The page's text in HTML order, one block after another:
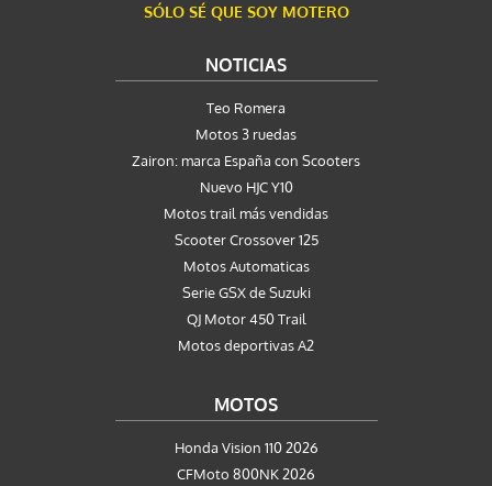
SÓLO SÉ QUE SOY MOTERO
NOTICIAS
Teo Romera
Motos 3 ruedas
Zairon: marca España con Scooters
Nuevo HJC Y10
Motos trail más vendidas
Scooter Crossover 125
Motos Automaticas
Serie GSX de Suzuki
QJ Motor 450 Trail
Motos deportivas A2
MOTOS
Honda Vision 110 2026
CFMoto 800NK 2026